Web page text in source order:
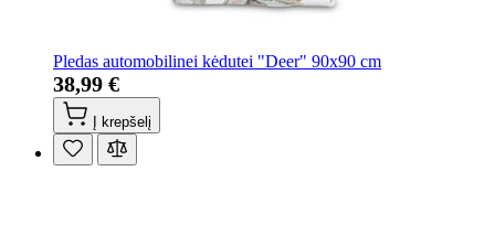
Pledas automobilinei kėdutei "Deer" 90x90 cm
38,99 €
Į krepšelį